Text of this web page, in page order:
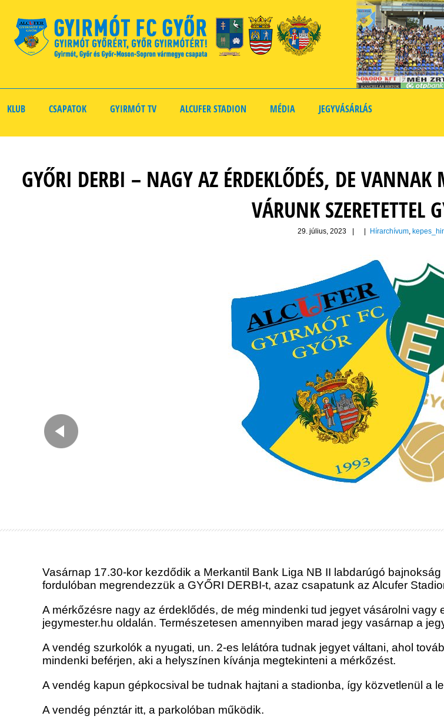
KLUB CSAPATOK GYIRMÓT TV ALCUFER STADION MÉDIA JEGYVÁSÁRLÁS
GYŐRI DERBI – NAGY AZ ÉRDEKLŐDÉS, DE VANNAK
VÁRUNK SZERETETTEL
29. július, 2023 Hírarchívum,
Vasárnap 17.30-kor kezdődik a Merkantil Bank Liga NB II labdarúgó
fordulóban megrendezzük a GYŐRI DERBI-t, azaz csapatunk az Alcufer
A mérkőzésre nagy az érdeklődés, de még mindenki tud jegyet vásárolni
jegymester.hu oldalán. Természetesen amennyiben marad jegy vasárnap a
A vendég szurkolók a nyugati, un. 2-es lelátóra tudnak jegyet váltani, ahol
mindenki beférjen, aki a helyszínen kívánja megtekinteni a mérkőzést.
A vendég kapun gépkocsival be tudnak hajtani a stadionba, így közvetlenül a
A vendég pénztár itt, a parkolóban működik.